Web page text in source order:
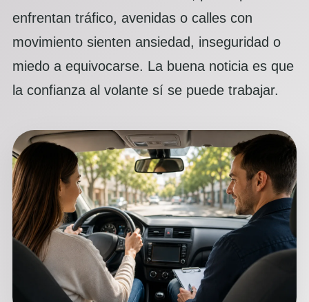
enfrentan tráfico, avenidas o calles con
movimiento sienten ansiedad, inseguridad o
miedo a equivocarse. La buena noticia es que
la confianza al volante sí se puede trabajar.